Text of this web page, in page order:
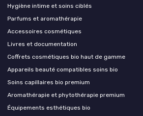
Hygiène intime et soins ciblés
Parfums et aromathérapie
Accessoires cosmétiques
Livres et documentation
Coffrets cosmétiques bio haut de gamme
Appareils beauté compatibles soins bio
Soins capillaires bio premium
Aromathérapie et phytothérapie premium
Équipements esthétiques bio